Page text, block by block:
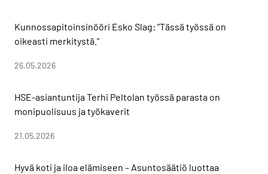
Kunnossapitoinsinööri Esko Slag: ”Tässä työssä on
oikeasti merkitystä.”
26.05.2026
HSE-asiantuntija Terhi Peltolan työssä parasta on
monipuolisuus ja työkaverit
21.05.2026
Hyvä koti ja iloa elämiseen – Asuntosäätiö luottaa